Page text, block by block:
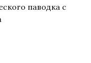
паводка с